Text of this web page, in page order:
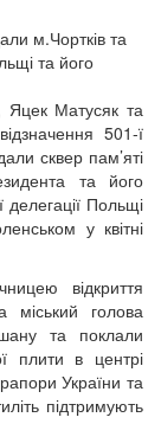
Матусяк та
501-ї
сквер пам’яті
та його
Польщі
у квітні
відкриття
міський голова
та поклали
плити в центрі
України та
підтримують